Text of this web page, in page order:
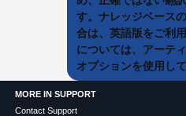
す。ナレッジベース
合は、英語版をご利
については、アーテ
オプションを使用し
MORE IN SUPPORT
Contact Support